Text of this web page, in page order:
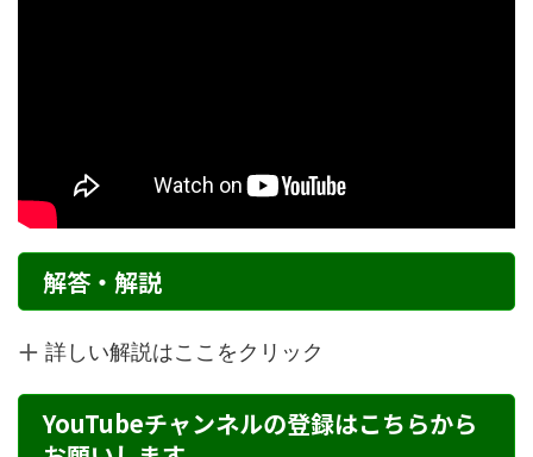
解答・解説
詳しい解説はここをクリック
YouTubeチャンネルの登録はこちらから